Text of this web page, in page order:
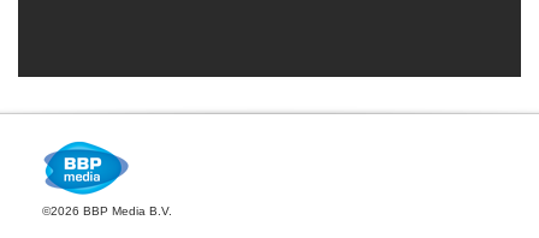
©2026 BBP Media B.V.